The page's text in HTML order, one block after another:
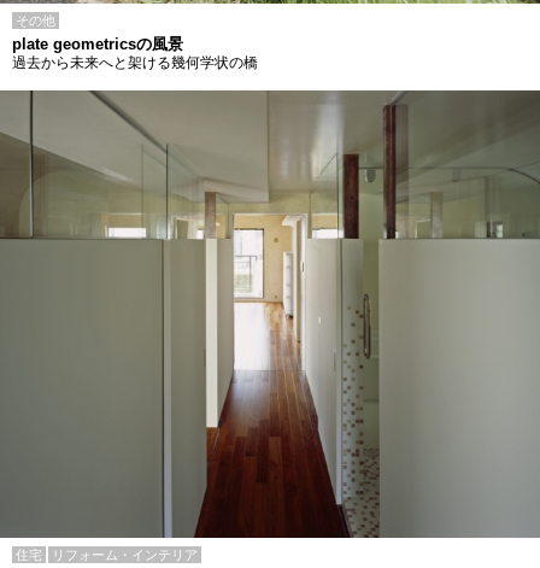
その他
plate geometricsの風景
過去から未来へと架ける幾何学状の橋
住宅 リフォーム・インテリア